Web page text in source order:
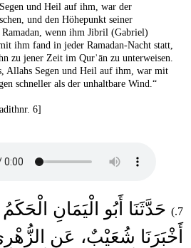
und Heil auf ihm, war der
und den Höhepunkt seiner
wenn ihm Jibril (Gabriel)
ihm fand in jeder Ramadan-Nacht statt,
zu jener Zeit im Qurʾān zu unterweisen.
Allahs Segen und Heil auf ihm, war mit
schneller als der unhaltbare Wind.“
6]
7.)
حَدَّثَنَا أَبُو الْيَمَانِ
أَخْبَرَنَا شُعَيْبٌ، عَنِ